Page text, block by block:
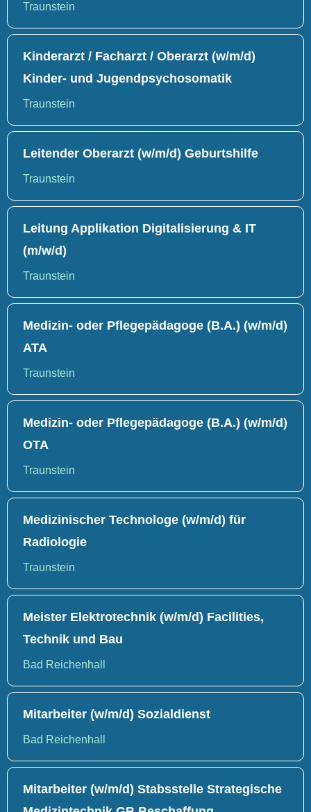
Traunstein
Kinderarzt / Facharzt / Oberarzt (w/m/d)
Kinder- und Jugendpsychosomatik
Traunstein
Leitender Oberarzt (w/m/d) Geburtshilfe
Traunstein
Leitung Applikation Digitalisierung & IT
(m/w/d)
Traunstein
Medizin- oder Pflegepädagoge (B.A.) (w/m/d)
ATA
Traunstein
Medizin- oder Pflegepädagoge (B.A.) (w/m/d)
OTA
Traunstein
Medizinischer Technologe (w/m/d) für
Radiologie
Traunstein
Meister Elektrotechnik (w/m/d) Facilities,
Technik und Bau
Bad Reichenhall
Mitarbeiter (w/m/d) Sozialdienst
Bad Reichenhall
Mitarbeiter (w/m/d) Stabsstelle Strategische